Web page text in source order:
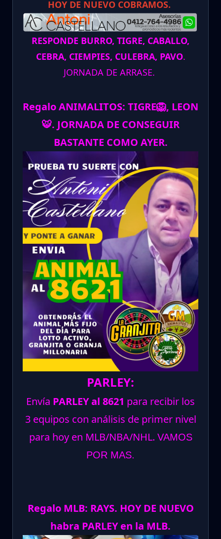
HOY DE NUEVO COBRAMOS.
RESPONDE BURRO, TIGRE, CABALLO,
CEBRA, CIEMPIES, CULEBRA, PAVO.
JORNADA DE ARRASE.
Regalo ANIMALITOS: TIGRE🦁, LEON
🐯. JORNADA DE CONSEGUIR
BASTANTE COMO AYER.
PARLEY:
Envía PARLEY al 8621 para recibir los
3 equipos con análisis de primer nivel
para hoy en MLB/NBA/NHL. VAMOS
POR MAS.
Regalo MLB: RAYS. HOY DE NUEVO
habra PARLEY en la MLB.